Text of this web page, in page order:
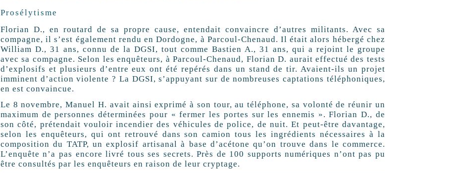
Prosélytisme
Florian D., en routard de sa propre cause, entendait convaincre d’autres militants. Avec sa
compagne, il s’est également rendu en Dordogne, à Parcoul-Chenaud. Il était alors hébergé chez
William D., 31 ans, connu de la DGSI, tout comme Bastien A., 31 ans, qui a rejoint le groupe
avec sa compagne. Selon les enquêteurs, à Parcoul-Chenaud, Florian D. aurait effectué des tests
d’explosifs et plusieurs d’entre eux ont été repérés dans un stand de tir. Avaient-ils un projet
imminent d’action violente ? La DGSI, s’appuyant sur de nombreuses captations téléphoniques,
en est convaincue.
Le 8 novembre, Manuel H. avait ainsi exprimé à son tour, au téléphone, sa volonté de réunir un
maximum de personnes déterminées pour « fermer les portes sur les ennemis ». Florian D., de
son côté, prétendait vouloir incendier des véhicules de police, de nuit. Et peut-être davantage,
selon les enquêteurs, qui ont retrouvé dans son camion tous les ingrédients nécessaires à la
composition du TATP, un explosif artisanal à base d’acétone qu’on trouve dans le commerce.
L’enquête n’a pas encore livré tous ses secrets. Près de 100 supports numériques n’ont pas pu
être consultés par les enquêteurs en raison de leur cryptage.